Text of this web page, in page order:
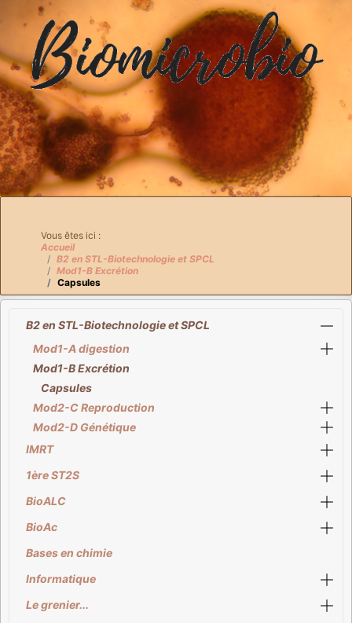
Vous êtes ici :
Accueil
B2 en STL-Biotechnologie et SPCL
Mod1-B Excrétion
Capsules
B2 en STL-Biotechnologie et SPCL
Mod1-A digestion
Mod1-B Excrétion
Capsules
Mod2-C Reproduction
Mod2-D Génétique
IMRT
1ère ST2S
BioALC
BioAc
Bases en chimie
Informatique
Le grenier...